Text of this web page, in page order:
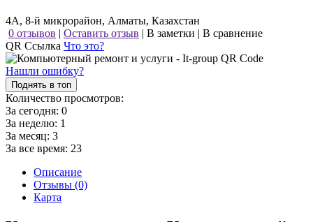
4А, 8-й микрорайон, Алматы, Казахстан
0 отзывов | Оставить отзыв | В заметки | В сравнение
QR Ссылка Что это?
Нашли ошибку?
Поднять в топ
Количество просмотров:
За сегодня: 0
За неделю: 1
За месяц: 3
За все время: 23
Описание
Отзывы (0)
Карта